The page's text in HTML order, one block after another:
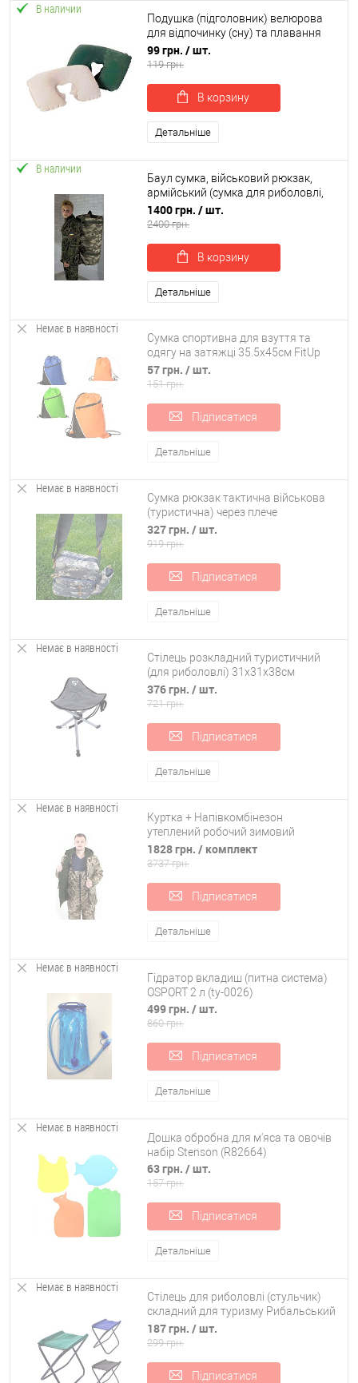
В наличии
Подушка (підголовник) велюрова
для відпочинку (сну) та плавання
ПВХ Bestway (67006)
99 грн. / шт.
119 грн.
В корзину
Детальніше
В наличии
Баул сумка, військовий рюкзак,
армійський (сумка для риболовлі,
полювання, туризму) OSPORT
більша 110 літрів (ty-0024)
1400 грн. / шт.
2400 грн.
В корзину
Детальніше
Немає в наявності
Сумка спортивна для взуття та
одягу на затяжці 35.5х45см FitUp
(MK 1638)
57 грн. / шт.
151 грн.
Підписатися
Детальніше
Немає в наявності
Сумка рюкзак тактична військова
(туристична) через плече
однолямкова OSPORT Pixel (N02181)
327 грн. / шт.
919 грн.
Підписатися
Детальніше
Немає в наявності
Стілець розкладний туристичний
(для риболовлі) 31х31х38см
Bestway (68070)
376 грн. / шт.
721 грн.
Підписатися
Детальніше
Немає в наявності
Куртка + Напівкомбінезон
утеплений робочий зимовий
(зимовий спецодяг костюм для
полювання/рибалки) OSPORT ty-
1828 грн. / комплект
3737 грн.
Підписатися
Детальніше
Немає в наявності
Гідратор вкладиш (питна система)
OSPORT 2 л (ty-0026)
499 грн. / шт.
860 грн.
Підписатися
Детальніше
Немає в наявності
Дошка обробна для м'яса та овочів
набір Stenson (R82664)
63 грн. / шт.
157 грн.
Підписатися
Детальніше
Немає в наявності
Стілець для риболовлі (стульчик)
складний для туризму Рибальський
32х26х37см Stenson (MH-3073)
187 грн. / шт.
299 грн.
Підписатися